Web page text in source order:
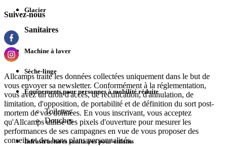
Glacier
Sanitaires
Machine à laver
Sèche-linge
Équipements pour personnes à mobilité réduite
Toilettes
Douches
Infrastructures sanitaires pour enfants
Suivez-nous
Allcamps traite les données collectées uniquement dans le but de
vous envoyer sa newsletter. Conformément à la réglementation,
vous avez un droit d'accès, de rectification, d'annulation, de
limitation, d'opposition, de portabilité et de définition du sort post-
mortem de vos données. En vous inscrivant, vous acceptez
qu'Allcamps utilise des pixels d'ouverture pour mesurer les
performances de ses campagnes en vue de vous proposer des
conseils et des bons plans personnalisés.